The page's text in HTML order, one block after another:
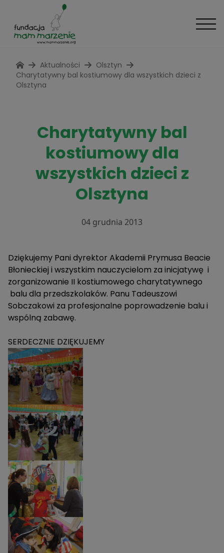
Aktualności
Olsztyn
Charytatywny bal kostiumowy dla wszystkich dzieci z
Olsztyna
Charytatywny bal
kostiumowy dla
wszystkich dzieci z
Olsztyna
04 grudnia 2013
Dziękujemy Pani dyrektor Akademii Prymusa Beacie
Błonieckiej i wszystkim nauczycielom za inicjatywę i
zorganizowanie II kostiumowego charytatywnego
balu dla przedszkolaków. Panu Tadeuszowi
Sobczakowi za profesjonalne poprowadzenie balu i
wspólną zabawę.
SERDECZNIE DZIĘKUJEMY